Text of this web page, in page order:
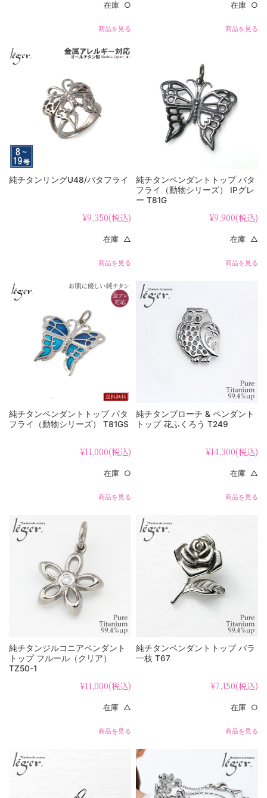
在庫 ○
商品を見る
在庫 ○
商品を見る
純チタンリングU48/バタフライ
¥9,350(税込)
在庫 △
商品を見る
純チタンペンダントトップ バタ
フライ（動物シリーズ） IPグレ
ー T81G
¥9,900(税込)
在庫 △
商品を見る
純チタンペンダントトップ バタ
フライ（動物シリーズ） T81GS
¥11,000(税込)
在庫 ○
商品を見る
純チタンブローチ & ペンダント
トップ 花ふくろう T249
¥14,300(税込)
在庫 △
商品を見る
純チタンジルコニアペンダント
トップ フルール（クリア）
TZ50-1
¥11,000(税込)
在庫 △
商品を見る
純チタンペンダントトップ バラ
一枝 T67
¥7,150(税込)
在庫 ○
商品を見る